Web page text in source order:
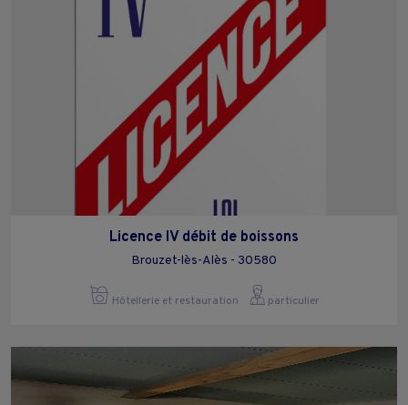
Licence IV débit de boissons
Brouzet-lès-Alès - 30580
Hôtellerie et restauration particulier